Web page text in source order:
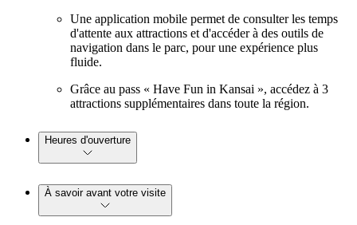
Une application mobile permet de consulter les temps
d'attente aux attractions et d'accéder à des outils de
navigation dans le parc, pour une expérience plus
fluide.
Grâce au pass « Have Fun in Kansai », accédez à 3
attractions supplémentaires dans toute la région.
Heures d'ouverture
À savoir avant votre visite